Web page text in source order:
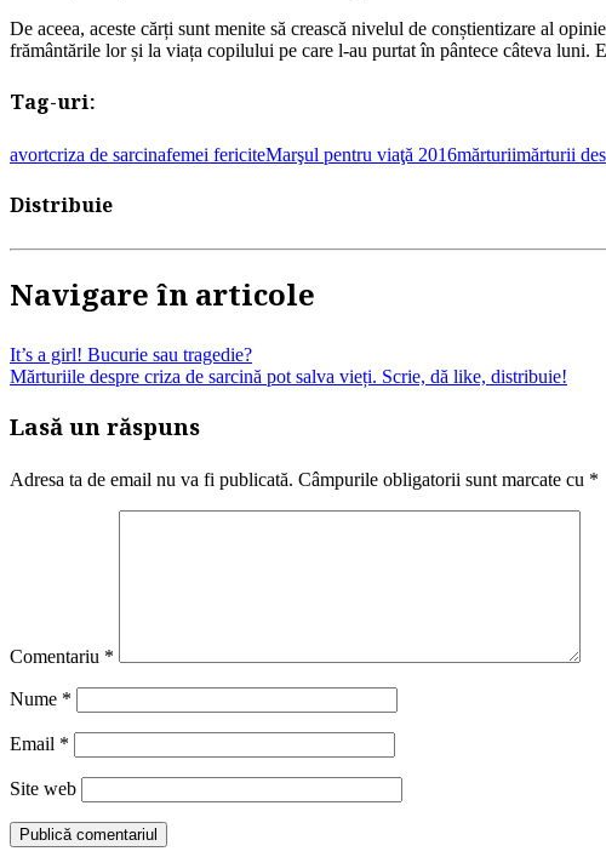
De aceea, aceste cărți sunt menite să crească nivelul de conștientizare al
frământările lor și la viața copilului pe care l-au purtat în pântece câteva luni.
Tag-uri:
avortcriza de sarcinafemei fericiteMarşul pentru viaţă 2016mărturiimărturii
Distribuie
Navigare în articole
It’s a girl! Bucurie sau tragedie?
Mărturiile despre criza de sarcină pot salva vieți. Scrie, dă like, distribuie!
Lasă un răspuns
Adresa ta de email nu va fi publicată. Câmpurile obligatorii sunt marcate cu *
Comentariu *
Nume *
Email *
Site web